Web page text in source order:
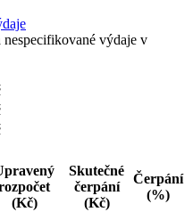
nespecifikované výdaje v
(Kč)
Skutečné
čerpání
(Kč)
Čerpání
(%)